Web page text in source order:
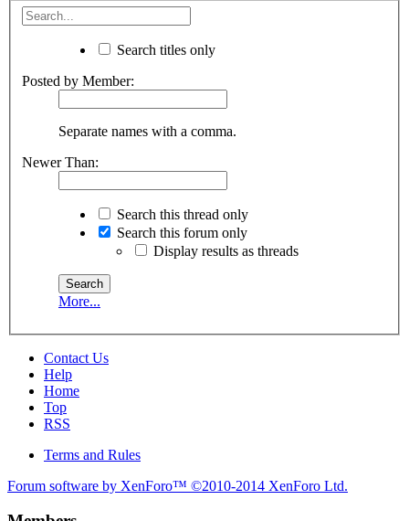
Search titles only
Posted by Member:
Separate names with a comma.
Newer Than:
Search this thread only
Search this forum only
Display results as threads
More...
Contact Us
Help
Home
Top
RSS
Terms and Rules
Forum software by XenForo™ ©2010-2014 XenForo Ltd.